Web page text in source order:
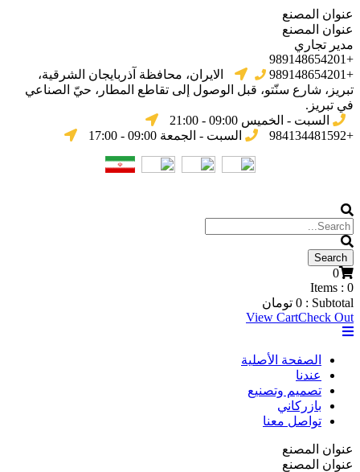
عنوان المصنع
عنوان المصنع
مدير تجاري
+989148654201
+989148654201
الایران، محافظة آذربایجان الشرقیة،
تبریز، شارع سنّتو، قبل الوصول إلى تقاطع المطار، حيّ الصناعي
في تبریز.
السبت - الخميس 09:00 - 21:00
+984134481592
السبت - الجمعة 09:00 - 17:00
0
Items : 0
Subtotal :
0 تومان
View CartCheck Out
الصفحة الأصلية
عندنا
تصميم وتصنيع
بازركاني
تواصل معنا
عنوان المصنع
عنوان المصنع